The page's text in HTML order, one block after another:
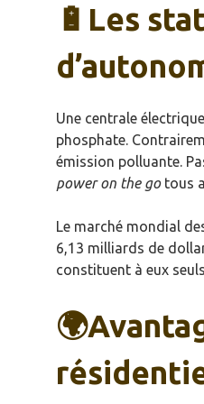
🔋Les
Une centrale
phosphate.
émission polluante.
power on the gotous
Le marché mondial
6,13 milliards de
constituent à eux